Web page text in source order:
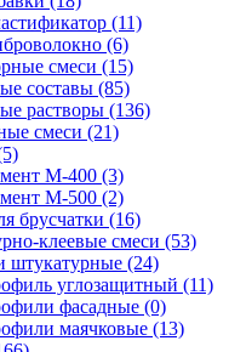
(11)
(6)
смеси (15)
составы (85)
растворы (136)
смеси (21)
М-400 (3)
М-500 (2)
брусчатки (16)
клеевые смеси (53)
штукатурные (24)
углозащитный (11)
фасадные (0)
маячковые (13)